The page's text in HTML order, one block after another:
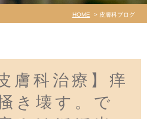
HOME 皮膚科ブログ
膚科治療】痒
き壊す。で